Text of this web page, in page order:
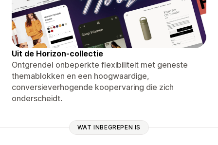
Uit de Horizon-collectie
Ontgrendel onbeperkte flexibiliteit met geneste
themablokken en een hoogwaardige,
conversieverhogende koopervaring die zich
onderscheidt.
WAT INBEGREPEN IS